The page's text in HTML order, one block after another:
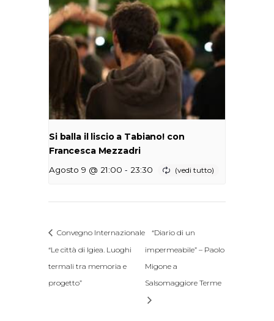
Si balla il liscio a Tabiano! con
Francesca Mezzadri
Agosto 9 @ 21:00 - 23:30
Convegno Internazionale
“Le città di Igiea. Luoghi
termali tra memoria e
progetto”
“Diario di un
impermeabile” – Paolo
Migone a
Salsomaggiore Terme